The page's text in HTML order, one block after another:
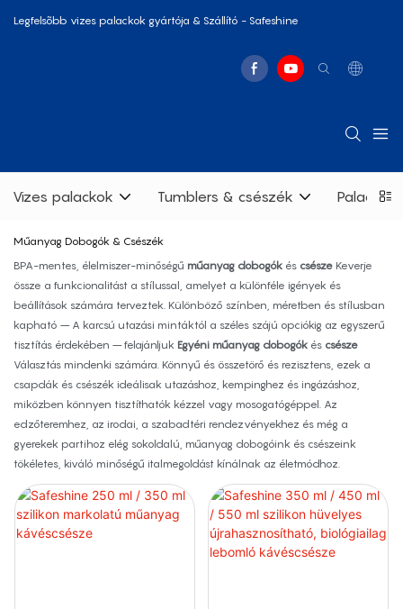
Legfelsõbb vizes palackok gyártója & Szállító - Safeshine
Vizes palackok Tumblers & csészék
Műanyag Dobogók & Csészék
BPA-mentes, élelmiszer-minőségű műanyag dobogók és csésze Keverje
össze a funkcionalitást a stílussal, amelyet a különféle igények és
beállítások számára terveztek. Különböző színben, méretben és stílusban
kapható – A karcsú utazási mintáktól a széles szájú opciókig az egyszerű
tisztítás érdekében – felajánljuk Egyéni műanyag dobogók és csésze
Választás mindenki számára. Könnyű és összetörő és rezisztens, ezek a
csapdák és csészék ideálisak utazáshoz, kempinghez és ingázáshoz,
miközben könnyen tisztíthatók kézzel vagy mosogatógéppel. Az
edzőteremhez, az irodai, a szabadtéri rendezvényekhez és még a
gyerekek partihoz elég sokoldalú, műanyag dobogóink és csészeink
tökéletes, kiváló minőségű italmegoldást kínálnak az életmódhoz.